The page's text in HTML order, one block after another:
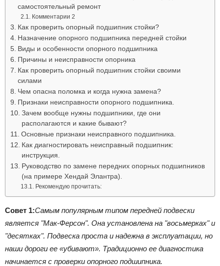
самостоятельный ремонт
Комментарии 2
Как проверить опорный подшипник стойки?
Назначение опорного подшипника передней стойки
Виды и особенности опорного подшипника
Причины и неисправности опорника
Как проверить опорный подшипник стойки своими
силами
Чем опасна поломка и когда нужна замена?
Признаки неисправности опорного подшипника.
Зачем вообще нужны подшипники, где они
располагаются и какие бывают?
Основные признаки неисправного подшипника.
Как диагностировать неисправный подшипник:
инструкция.
Руководство по замене передних опорных подшипников
(на примере Хендай Элантра).
Рекомендую прочитать:
Совет 1:Самым популярным типом передней подвески
является "Мак-Ферсон". Она установлена на "восьмерках" и
"десятках". Подвеска проста и надежна в эксплуатации, но
наши дороги ее «убивают». Традиционно ее диагностика
начинается с проверки опорного подшипника.